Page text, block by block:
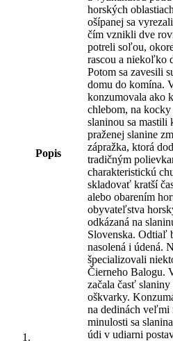
Popis
horských
ošípanej sa
čím vznikli dve
potreli soľou,
rascou a niekoľko
Potom sa zavesili
domu do komína.
konzumovala ako
chlebom, na
slaninou sa mastili
praženej slanine
zápražka, ktorá
tradičným
charakteristickú
skladovať kratší
alebo obarením
obyvateľstva
odkázaná na
Slovenska. Odtiaľ
nasolená i údená.
špecializovali
Čierneho Balogu.
začala časť
oškvarky.
na dedinách veľmi
minulosti sa
údi v udiarni